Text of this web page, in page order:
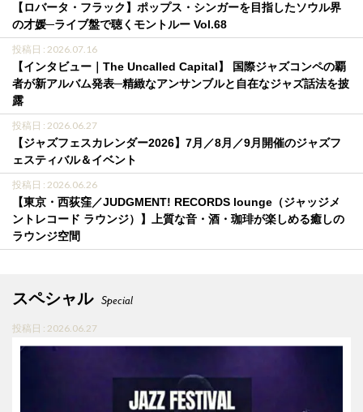
【ロバータ・フラック】ポップス・シンガーを目指したソウル界
の才媛─ライブ盤で聴くモントルー Vol.68
投稿日 : 2026.07.16
【インタビュー｜The Uncalled Capital】 国際ジャズコンペの覇
者が新アルバム発表─精緻なアンサンブルと自在なジャズ話法を披
露
投稿日 : 2026.06.27
【ジャズフェスカレンダー2026】7月／8月／9月開催のジャズフ
ェスティバル＆イベント
投稿日 : 2026.06.26
【東京・西荻窪／JUDGMENT! RECORDS lounge（ジャッジメ
ントレコード ラウンジ）】上質な音・酒・珈琲が楽しめる癒しの
ラウンジ空間
スペシャル Special
投稿日 : 2026.06.27